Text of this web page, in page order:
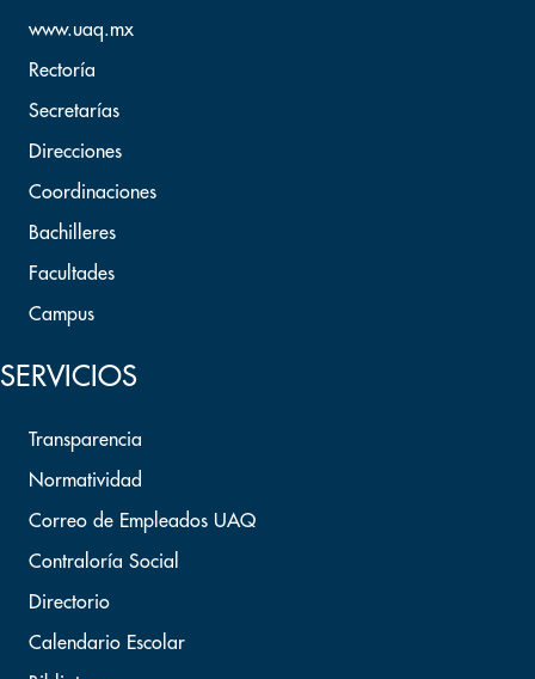
www.uaq.mx
Rectoría
Secretarías
Direcciones
Coordinaciones
Bachilleres
Facultades
Campus
SERVICIOS
Transparencia
Normatividad
Correo de Empleados UAQ
Contraloría Social
Directorio
Calendario Escolar